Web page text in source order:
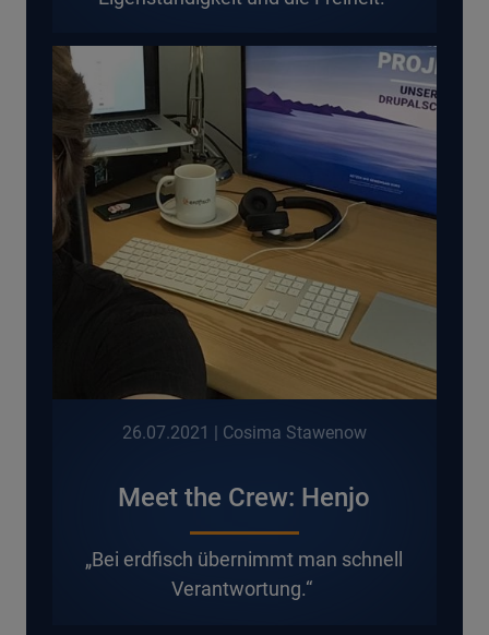
26.07.2021 | Cosima Stawenow
Meet the Crew: Henjo
„Bei erdfisch übernimmt man schnell
Verantwortung.“